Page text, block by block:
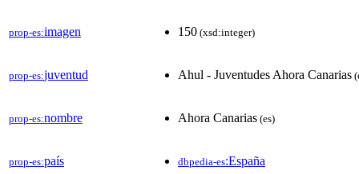
prop-es:imagen 150 (xsd:integer)
prop-es:juventud Ahul - Juventudes Ahora Canarias
prop-es:nombre Ahora Canarias (es)
prop-es:país dbpedia-es:España